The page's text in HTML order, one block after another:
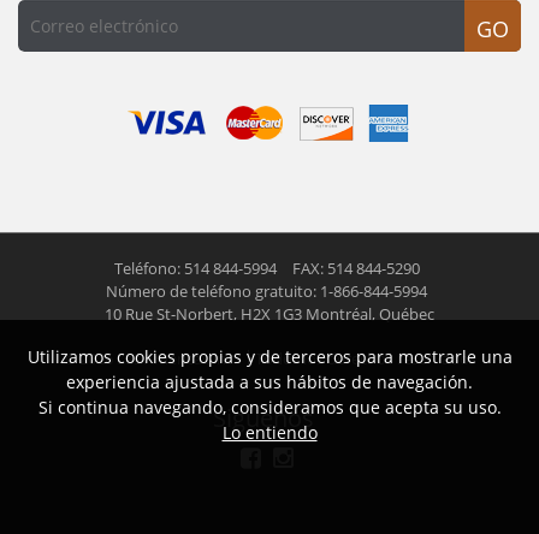
GO
Teléfono: 514 844-5994
FAX: 514 844-5290
Número de teléfono gratuito: 1-866-844-5994
10 Rue St-Norbert, H2X 1G3 Montréal, Québec
© 2026 Las Americas inc. Todos los derechos reservados
Siguenos
Utilizamos cookies propias y de terceros para mostrarle una
experiencia ajustada a sus hábitos de navegación.
Si continua navegando, consideramos que acepta su uso.
Lo entiendo